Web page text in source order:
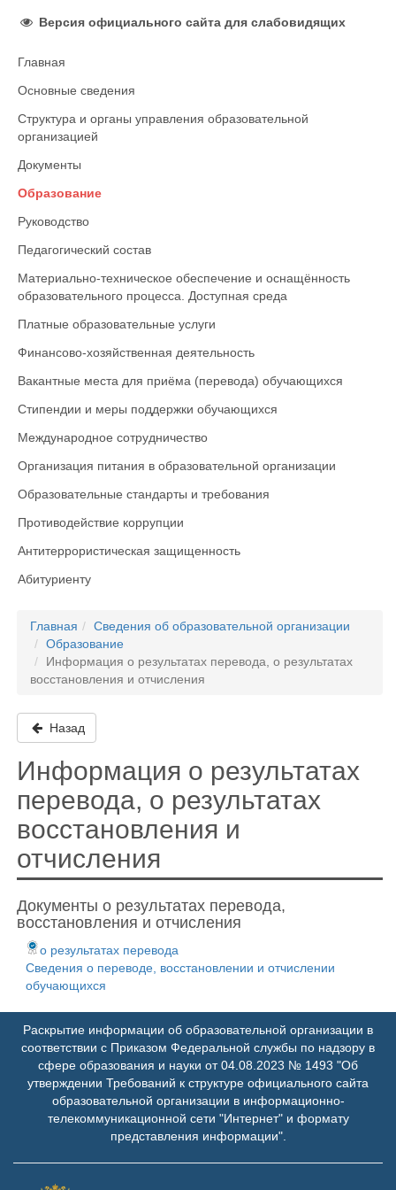
Версия официального сайта для слабовидящих
Главная
Основные сведения
Структура и органы управления образовательной
организацией
Документы
Образование
Руководство
Педагогический состав
Материально-техническое обеспечение и оснащённость
образовательного процесса. Доступная среда
Платные образовательные услуги
Финансово-хозяйственная деятельность
Вакантные места для приёма (перевода) обучающихся
Стипендии и меры поддержки обучающихся
Международное сотрудничество
Организация питания в образовательной организации
Образовательные стандарты и требования
Противодействие коррупции
Антитеррористическая защищенность
Абитуриенту
Главная
Сведения об образовательной организации
Образование
Информация о результатах перевода, о результатах
восстановления и отчисления
Назад
Информация о результатах
перевода, о результатах
восстановления и
отчисления
Документы о результатах перевода,
восстановления и отчисления
о результатах перевода
Сведения о переводе, восстановлении и отчислении
обучающихся
Раскрытие информации об образовательной организации в
соответствии с Приказом Федеральной службы по надзору в
сфере образования и науки от 04.08.2023 № 1493 "Об
утверждении Требований к структуре официального сайта
образовательной организации в информационно-
телекоммуникационной сети "Интернет" и формату
представления информации".